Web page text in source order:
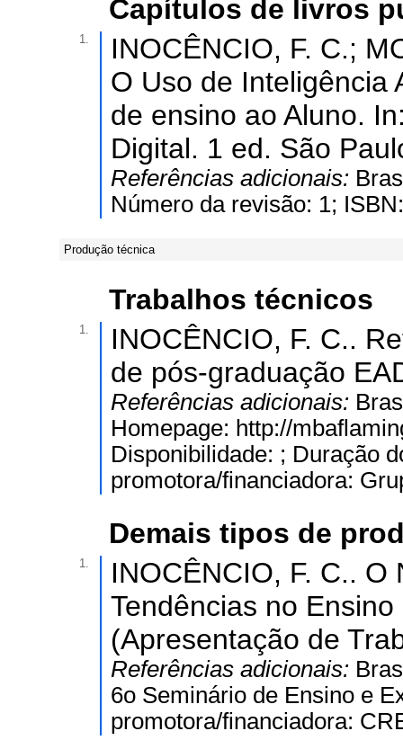
Capítulos de livros
1.
INOCÊNCIO, F. C.;
O Uso de Inteligência
de ensino ao Aluno.
Digital. 1 ed. São
Referências adicionais:
Número da revisão: 1;
Produção técnica
Trabalhos técnicos
1.
INOCÊNCIO, F. C..
de pós-graduação
Referências adicionais:
Homepage: http://
Disponibilidade: ; Duração
promotora/financiadora:
Demais tipos de
1.
INOCÊNCIO, F. C..
Tendências no
(Apresentação de
Referências adicionais:
6o Seminário de Ensino e
promotora/financiadora: